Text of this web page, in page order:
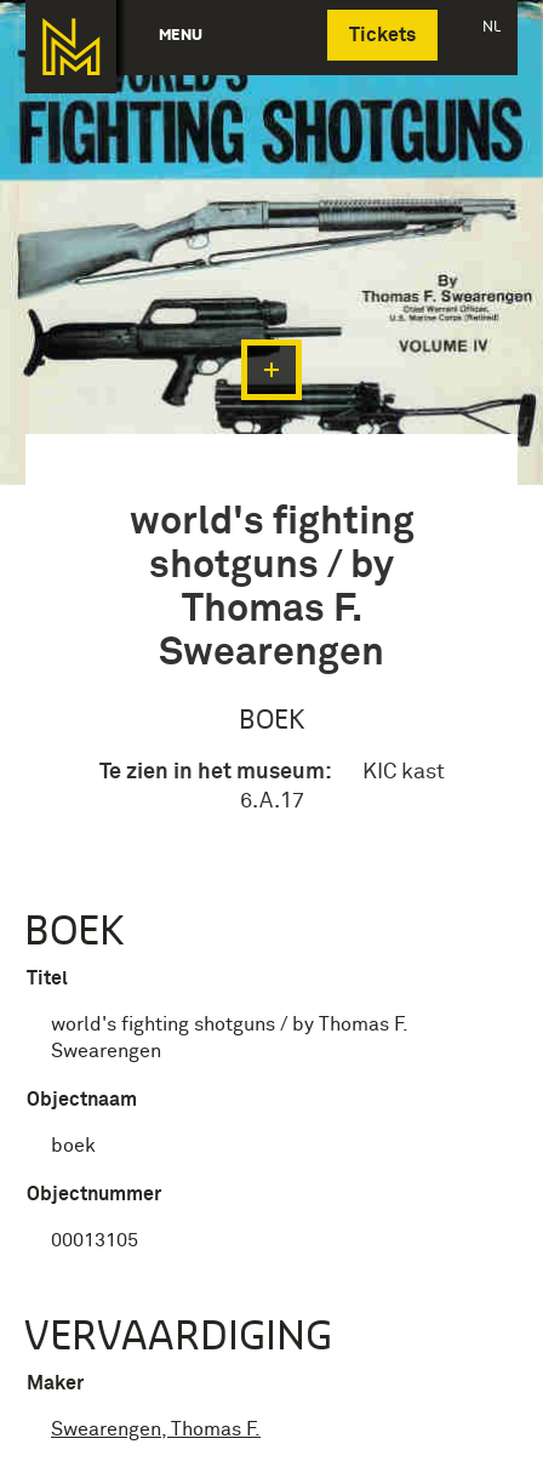
MENU Tickets NL
Deutsch
world's fighting
shotguns / by
Thomas F.
Swearengen
BOEK
Te zien in het museum:
KIC kast
6.A.17
BOEK
Titel
world's fighting shotguns / by Thomas F.
Swearengen
Objectnaam
boek
Objectnummer
00013105
VERVAARDIGING
Maker
Swearengen, Thomas F.